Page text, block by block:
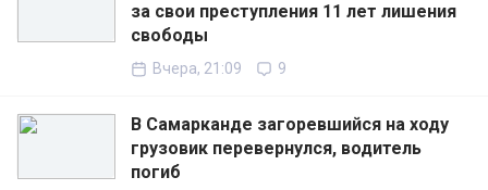
за свои преступления 11 лет лишения
свободы
Вчера, 21:09 9
В Самарканде загоревшийся на ходу
грузовик перевернулся, водитель
погиб